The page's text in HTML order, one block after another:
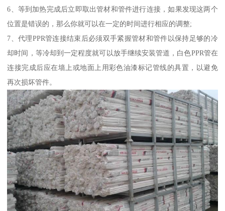
6、等到加热完成后立即取出管材和管件进行连接，如果发现这两个
位置是错误的，那么你就可以在一定的时间进行相应的调整;
7、代理PPR管连接结束后必须双手紧握管材和管件以保持足够的冷
却时间，等冷却到一定程度就可以放手继续安装管道，白色PPR管在
连接完成后应在墙上或地面上用彩色油漆标记管线的具置，以避免
再次损坏管件。